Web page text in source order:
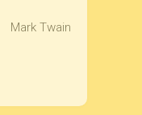
Mark Twain